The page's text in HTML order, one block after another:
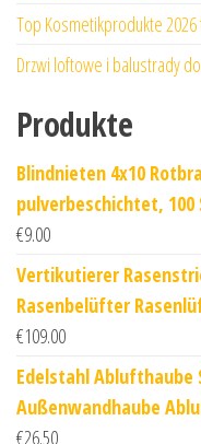
Top Kosmetikprodukte
Drzwi loftowe i balustrady
Produkte
Blindnieten 4x10
pulverbeschichtet, 100
€9.00
Vertikutierer
Rasenbelüfter
€109.00
Edelstahl Ablufthaube
Außenwandhaube
€26.50